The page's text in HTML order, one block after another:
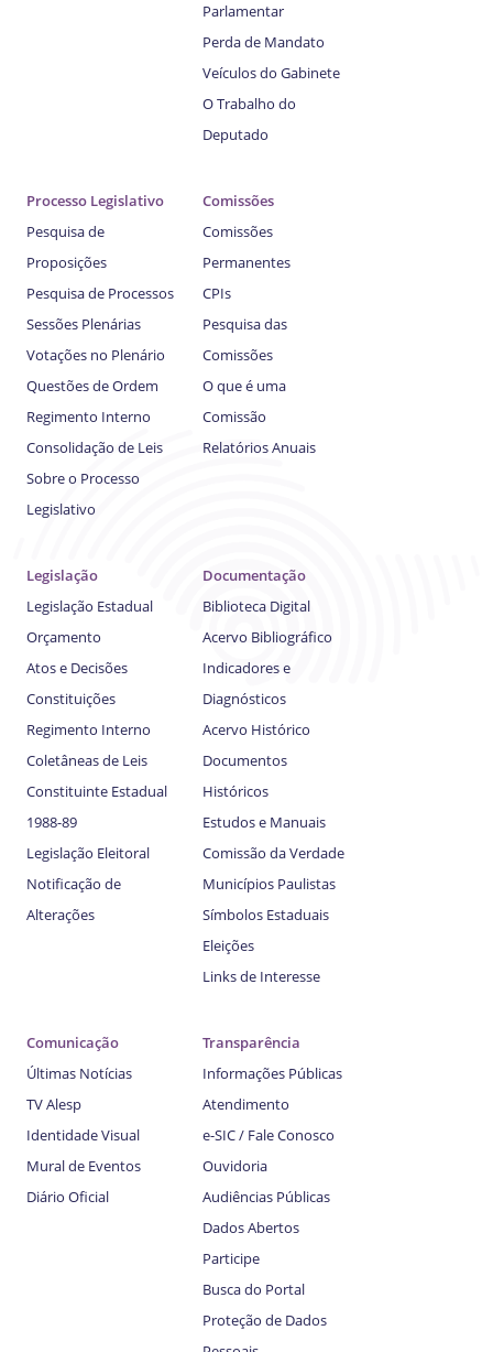
Parlamentar
Perda de Mandato
Veículos do Gabinete
O Trabalho do
Deputado
Processo Legislativo
Pesquisa de
Proposições
Pesquisa de Processos
Sessões Plenárias
Votações no Plenário
Questões de Ordem
Regimento Interno
Consolidação de Leis
Sobre o Processo
Legislativo
Comissões
Comissões
Permanentes
CPIs
Pesquisa das
Comissões
O que é uma
Comissão
Relatórios Anuais
Legislação
Legislação Estadual
Orçamento
Atos e Decisões
Constituições
Regimento Interno
Coletâneas de Leis
Constituinte Estadual
1988-89
Legislação Eleitoral
Notificação de
Alterações
Documentação
Biblioteca Digital
Acervo Bibliográfico
Indicadores e
Diagnósticos
Acervo Histórico
Documentos
Históricos
Estudos e Manuais
Comissão da Verdade
Municípios Paulistas
Símbolos Estaduais
Eleições
Links de Interesse
Comunicação
Últimas Notícias
TV Alesp
Identidade Visual
Mural de Eventos
Diário Oficial
Transparência
Informações Públicas
Atendimento
e-SIC / Fale Conosco
Ouvidoria
Audiências Públicas
Dados Abertos
Participe
Busca do Portal
Proteção de Dados